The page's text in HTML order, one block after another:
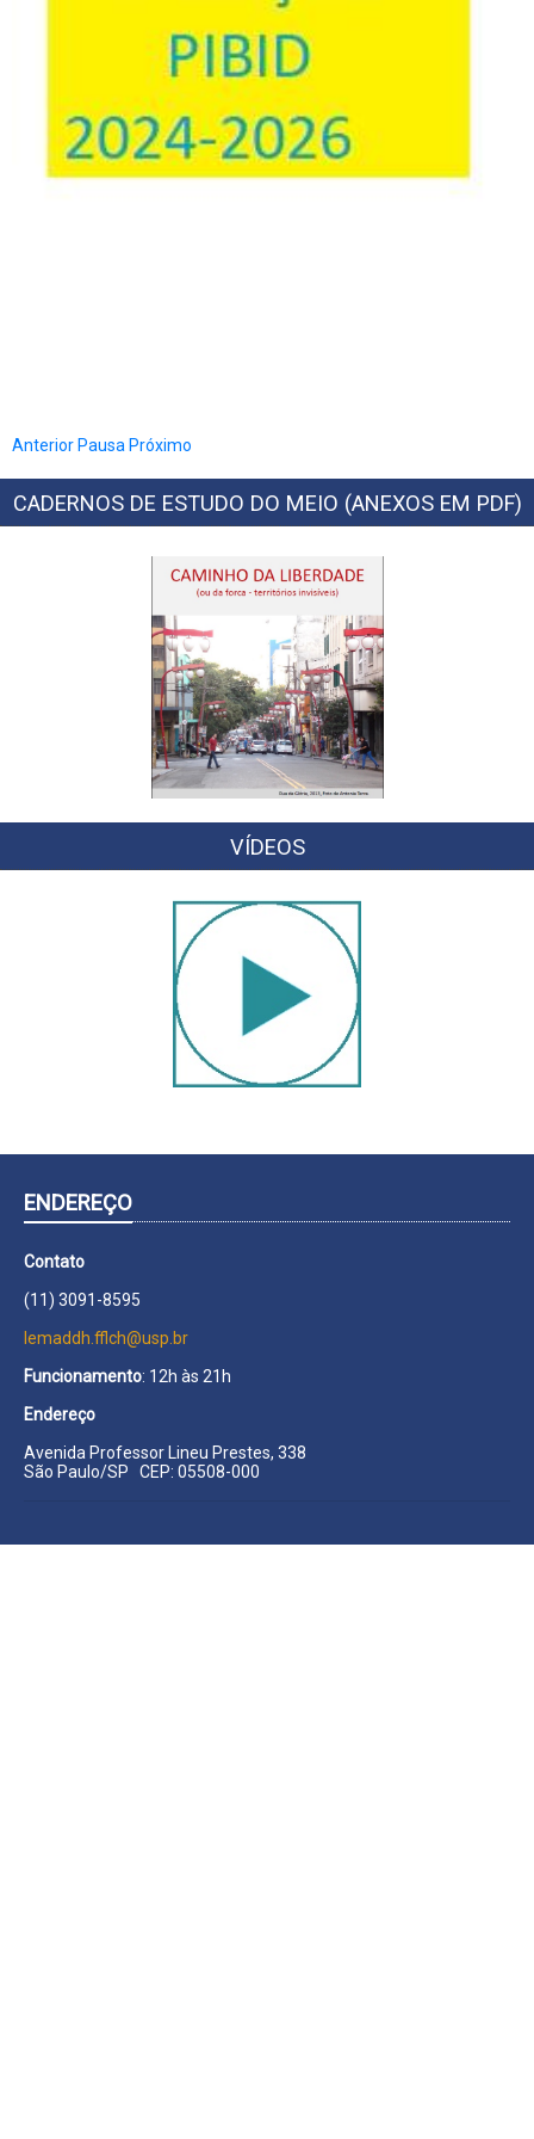
Anterior Pausa Próximo
CADERNOS DE ESTUDO DO MEIO (ANEXOS EM PDF)
VÍDEOS
ENDEREÇO
Contato
(11) 3091-8595
lemaddh.fflch@usp.br
Funcionamento: 12h às 21h
Endereço
Avenida Professor Lineu Prestes, 338
São Paulo/SP CEP: 05508-000